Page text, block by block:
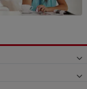
Statistik Cookies